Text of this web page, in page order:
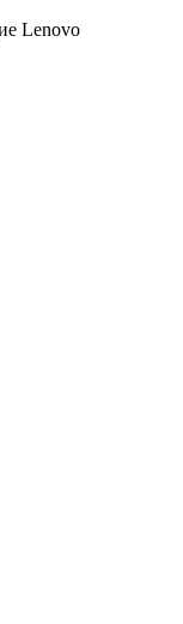
Lenovo